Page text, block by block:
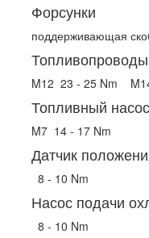
Форсунки
поддерживающая
M12 23 - 25 Nm
Топливный насос
M7 14 - 17 Nm
Датчик
8 - 10 Nm
Насос подачи
8 - 10 Nm